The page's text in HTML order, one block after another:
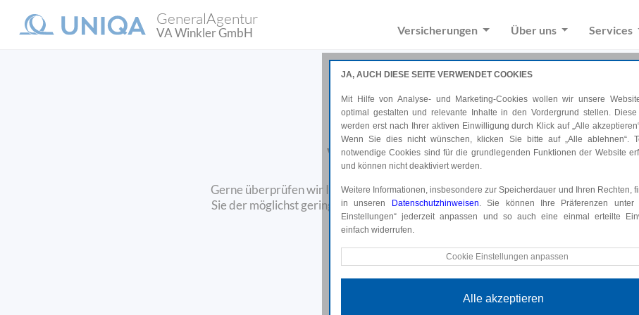
GeneralAgentur
VA Winkler GmbH Versicherungen Über uns Services
Versicherungen überprüfen
Gerne überprüfen wir Ihre Versicherungspolizzen und erstellen Ihnen ein
Sie der möglichst geringste Aufwand entsteht, bieten wir Ihnen die Möglichkeit,
direkt von Ihrer Versicherung an uns schicken zu lassen.
JA, AUCH DIESE SEITE VERWENDET COOKIES
Mit Hilfe von Analyse- und Marketing-Cookies wollen wir unsere
optimal gestalten und relevante Inhalte in den Vordergrund stellen.
werden erst nach Ihrer aktiven Einwilligung durch Klick auf „Alle
Wenn Sie dies nicht wünschen, klicken Sie bitte auf „Alle ablehnen“.
notwendige Cookies sind für die grundlegenden Funktionen der Website
und können nicht deaktiviert werden.
Weitere Informationen, insbesondere zur Speicherdauer und Ihren Rechten,
in unseren
Datenschutzhinweisen. Sie können Ihre Präferenzen unter
Einstellungen“ jederzeit anpassen und so auch eine einmal erteilte
einfach widerrufen.
Technische CookiesCookie Einstellungen anpassen
Alle akzeptieren